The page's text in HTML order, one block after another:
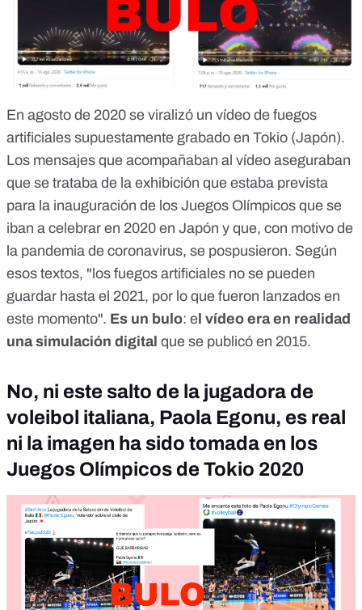
En agosto de 2020 se viralizó un vídeo de fuegos
artificiales supuestamente grabado en Tokio (Japón).
Los mensajes que acompañaban al vídeo aseguraban
que se trataba de la exhibición que estaba prevista
para la inauguración de los Juegos Olímpicos que se
iban a celebrar en 2020 en Japón y que, con motivo de
la pandemia de coronavirus, se pospusieron. Según
esos textos, "los fuegos artificiales no se pueden
guardar hasta el 2021, por lo que fueron lanzados en
este momento". Es un bulo: e l vídeo era en realidad
una simulación digital que se publicó en 2015.
No, ni este salto de la jugadora de
voleibol italiana, Paola Egonu, es real
ni la imagen ha sido tomada en los
Juegos Olímpicos de Tokio 2020